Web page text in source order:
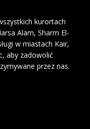
kurortach
Alam, Sharm El-
w miastach Kair,
aby zadowolić
przez nas.